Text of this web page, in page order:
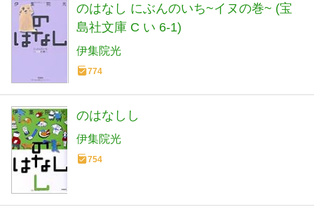
のはなし にぶんのいち~イヌの巻~ (宝
島社文庫 C い 6-1)
伊集院光
774
のはなしし
伊集院光
754